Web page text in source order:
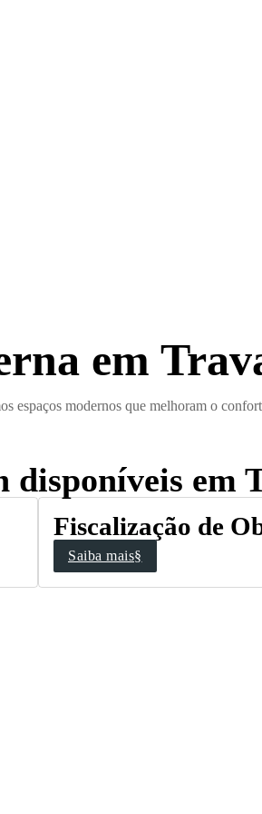
em
espaços modernos que melhoram o
em
Fiscalização de
Saiba mais§